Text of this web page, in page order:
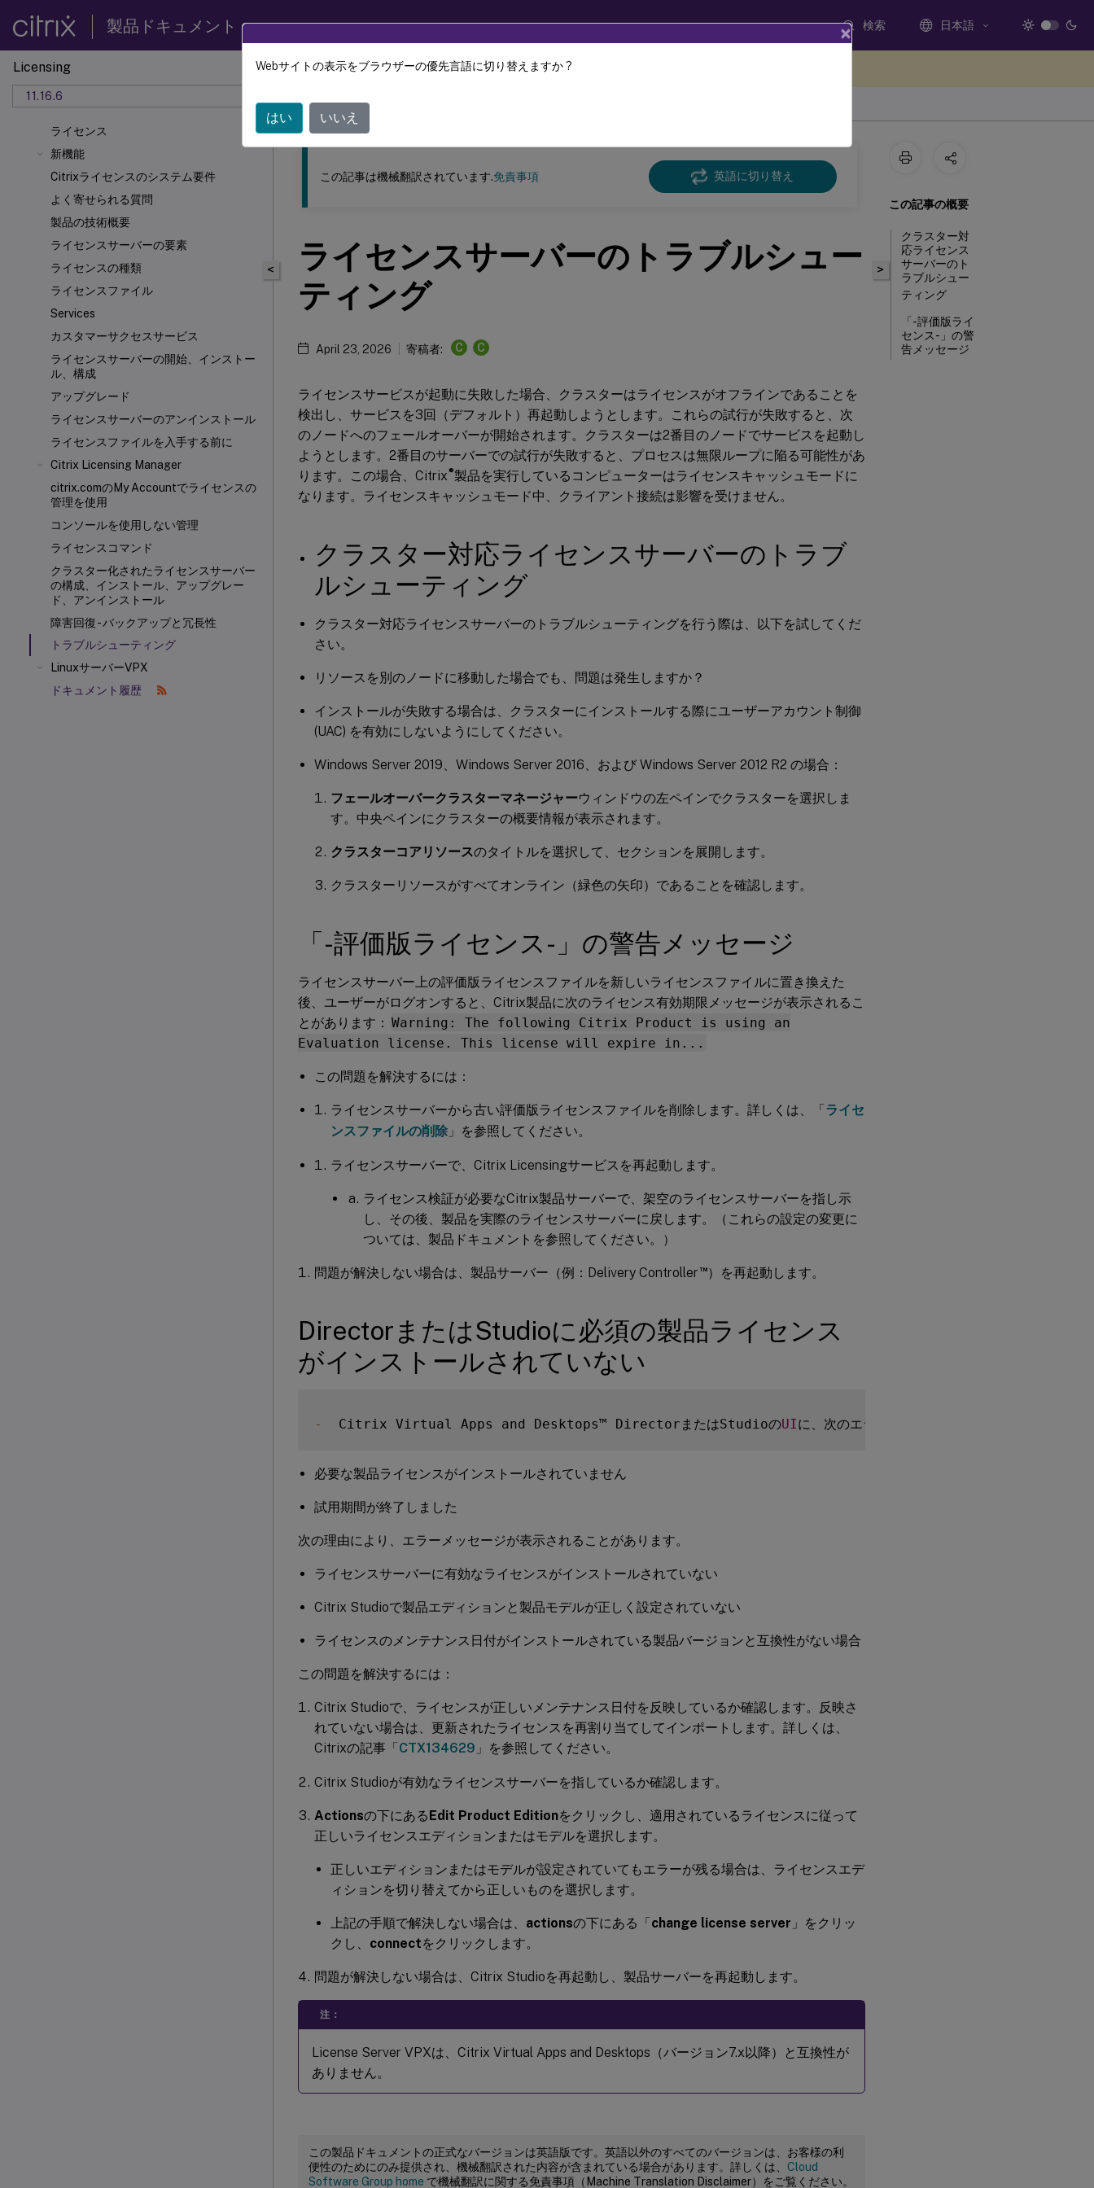
製品ドキュメント 検索 日本語
Licensing
11.16.6
ライセンス
新機能
Citrixライセンスのシステム要件
よく寄せられる質問
製品の技術概要
ライセンスサーバーの要素
ライセンスの種類
ライセンスファイル
Services
カスタマーサクセスサービス
ライセンスサーバーの開始、インストー
ル、構成
アップグレード
ライセンスサーバーのアンインストール
ライセンスファイルを入手する前に
Citrix Licensing Manager
citrix.comのMy Accountでライセンスの
管理を使用
コンソールを使用しない管理
ライセンスコマンド
クラスター化されたライセンスサーバー
の構成、インストール、アップグレー
ド、アンインストール
障害回復 - バックアップと冗長性
トラブルシューティング
LinuxサーバーVPX
ドキュメント履歴
このコンテンツは動的に機械翻訳されています。
ライセンス
<
この記事は機械翻訳されています.免責事項 英語に切り替え
ライセンスサーバーのトラブルシュー
ティング
April 23, 2026 寄稿者: C C
ライセンスサービスが起動に失敗した場合、クラスターはライセンスがオフラインであることを
検出し、サービスを3回（デフォルト）再起動しようとします。これらの試行が失敗すると、次
のノードへのフェールオーバーが開始されます。クラスターは2番目のノードでサービスを起動し
ようとします。2番目のサーバーでの試行が失敗すると、プロセスは無限ループに陥る可能性があ
ります。この場合、Citrix®製品を実行しているコンピューターはライセンスキャッシュモードに
なります。ライセンスキャッシュモード中、クライアント接続は影響を受けません。
クラスター対応ライセンスサーバーのトラブ
ルシューティング
クラスター対応ライセンスサーバーのトラブルシューティングを行う際は、以下を試してくだ
さい。
リソースを別のノードに移動した場合でも、問題は発生しますか？
インストールが失敗する場合は、クラスターにインストールする際にユーザーアカウント制御
(UAC) を有効にしないようにしてください。
Windows Server 2019、Windows Server 2016、および Windows Server 2012 R2 の場合：
フェールオーバークラスターマネージャーウィンドウの左ペインでクラスターを選択しま
す。中央ペインにクラスターの概要情報が表示されます。
クラスターコアリソースのタイトルを選択して、セクションを展開します。
クラスターリソースがすべてオンライン（緑色の矢印）であることを確認します。
「-評価版ライセンス-」の警告メッセージ
ライセンスサーバー上の評価版ライセンスファイルを新しいライセンスファイルに置き換えた
後、ユーザーがログオンすると、Citrix製品に次のライセンス有効期限メッセージが表示されるこ
とがあります： Warning: The following Citrix Product is using an
Evaluation license. This license will expire in...
この問題を解決するには：
ライセンスサーバーから古い評価版ライセンスファイルを削除します。詳しくは、「ライセ
ンスファイルの削除 」を参照してください。
ライセンスサーバーで、Citrix Licensingサービスを再起動します。
ライセンス検証が必要なCitrix製品サーバーで、架空のライセンスサーバーを指し示
し、その後、製品を実際のライセンスサーバーに戻します。（これらの設定の変更に
ついては、製品ドキュメントを参照してください。）
問題が解決しない場合は、製品サーバー（例：Delivery Controller™）を再起動します。
DirectorまたはStudioに必須の製品ライセンス
がインストールされていない
-
  Citrix Virtual Apps and Desktops™ DirectorまたはStudioの
UI
必要な製品ライセンスがインストールされていません
試用期間が終了しました
次の理由により、エラーメッセージが表示されることがあります。
ライセンスサーバーに有効なライセンスがインストールされていない
Citrix Studioで製品エディションと製品モデルが正しく設定されていない
ライセンスのメンテナンス日付がインストールされている製品バージョンと互換性がない場合
この問題を解決するには：
Citrix Studioで、ライセンスが正しいメンテナンス日付を反映しているか確認します。反映さ
れていない場合は、更新されたライセンスを再割り当てしてインポートします。詳しくは、
Citrixの記事「CTX134629 」を参照してください。
Citrix Studioが有効なライセンスサーバーを指しているか確認します。
Actionsの下にあるEdit Product Editionをクリックし、適用されているライセンスに従って
正しいライセンスエディションまたはモデルを選択します。
正しいエディションまたはモデルが設定されていてもエラーが残る場合は、ライセンスエデ
ィションを切り替えてから正しいものを選択します。
上記の手順で解決しない場合は、 actionsの下にある「change license server 」をクリッ
クし、 connectをクリックします。
問題が解決しない場合は、Citrix Studioを再起動し、製品サーバーを再起動します。
注：
License Server VPXは、Citrix Virtual Apps and Desktops（バージョン7.x以降）と互換性が
ありません。
この製品ドキュメントの正式なバージョンは英語版です。英語以外のすべてのバージョンは、お客様の利
便性のためにのみ提供され、機械翻訳された内容が含まれている場合があります。詳しくは、 Cloud
Software Group home で機械翻訳に関する免責事項（Machine Translation Disclaimer）をご覧ください。
>
この記事の概要
クラスター対
応ライセンス
サーバーのト
ラブルシュー
ティング
「-評価版ライ
センス-」の警
告メッセージ
×
Webサイトの表示をブラウザーの優先言語に切り替えますか ?
はい いいえ